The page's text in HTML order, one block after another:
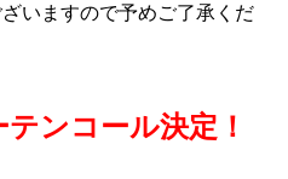
いますので予めご了承くだ
ンコール決定！